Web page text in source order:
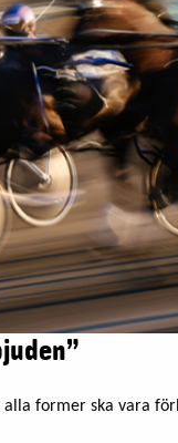
alla former ska vara